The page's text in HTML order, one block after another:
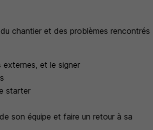
chantier et des problèmes rencontrés
et le signer
starter
son équipe et faire un retour à sa